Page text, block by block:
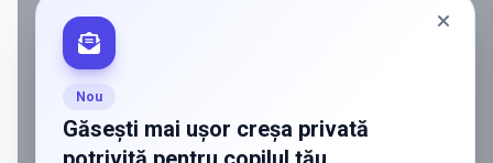
Nou
Găsești mai ușor creșa privată
ADS
cu familiile care au nevoie de ele — fără
reclamă generală, fără risipă.